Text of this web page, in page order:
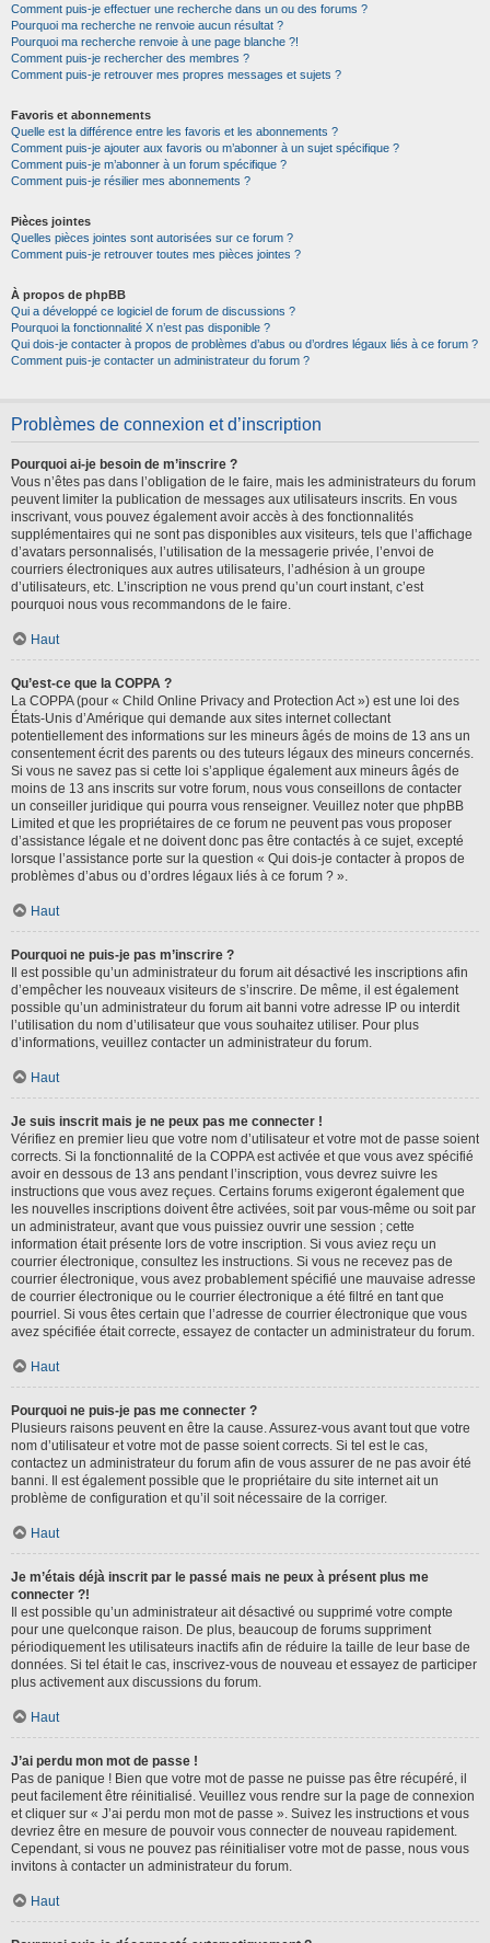
Comment puis-je effectuer une recherche dans un ou des forums ?
Pourquoi ma recherche ne renvoie aucun résultat ?
Pourquoi ma recherche renvoie à une page blanche ?!
Comment puis-je rechercher des membres ?
Comment puis-je retrouver mes propres messages et sujets ?
Favoris et abonnements
Quelle est la différence entre les favoris et les abonnements ?
Comment puis-je ajouter aux favoris ou m’abonner à un sujet spécifique ?
Comment puis-je m’abonner à un forum spécifique ?
Comment puis-je résilier mes abonnements ?
Pièces jointes
Quelles pièces jointes sont autorisées sur ce forum ?
Comment puis-je retrouver toutes mes pièces jointes ?
À propos de phpBB
Qui a développé ce logiciel de forum de discussions ?
Pourquoi la fonctionnalité X n’est pas disponible ?
Qui dois-je contacter à propos de problèmes d’abus ou d’ordres légaux liés à ce forum ?
Comment puis-je contacter un administrateur du forum ?
Problèmes de connexion et d’inscription
Pourquoi ai-je besoin de m’inscrire ?
Vous n’êtes pas dans l’obligation de le faire, mais les administrateurs du forum
peuvent limiter la publication de messages aux utilisateurs inscrits. En vous
inscrivant, vous pouvez également avoir accès à des fonctionnalités
supplémentaires qui ne sont pas disponibles aux visiteurs, tels que l’affichage
d’avatars personnalisés, l’utilisation de la messagerie privée, l’envoi de
courriers électroniques aux autres utilisateurs, l’adhésion à un groupe
d’utilisateurs, etc. L’inscription ne vous prend qu’un court instant, c’est
pourquoi nous vous recommandons de le faire.
Haut
Qu’est-ce que la COPPA ?
La COPPA (pour « Child Online Privacy and Protection Act ») est une loi des
États-Unis d’Amérique qui demande aux sites internet collectant
potentiellement des informations sur les mineurs âgés de moins de 13 ans un
consentement écrit des parents ou des tuteurs légaux des mineurs concernés.
Si vous ne savez pas si cette loi s’applique également aux mineurs âgés de
moins de 13 ans inscrits sur votre forum, nous vous conseillons de contacter
un conseiller juridique qui pourra vous renseigner. Veuillez noter que phpBB
Limited et que les propriétaires de ce forum ne peuvent pas vous proposer
d’assistance légale et ne doivent donc pas être contactés à ce sujet, excepté
lorsque l’assistance porte sur la question « Qui dois-je contacter à propos de
problèmes d’abus ou d’ordres légaux liés à ce forum ? ».
Haut
Pourquoi ne puis-je pas m’inscrire ?
Il est possible qu’un administrateur du forum ait désactivé les inscriptions afin
d’empêcher les nouveaux visiteurs de s’inscrire. De même, il est également
possible qu’un administrateur du forum ait banni votre adresse IP ou interdit
l’utilisation du nom d’utilisateur que vous souhaitez utiliser. Pour plus
d’informations, veuillez contacter un administrateur du forum.
Haut
Je suis inscrit mais je ne peux pas me connecter !
Vérifiez en premier lieu que votre nom d’utilisateur et votre mot de passe soient
corrects. Si la fonctionnalité de la COPPA est activée et que vous avez spécifié
avoir en dessous de 13 ans pendant l’inscription, vous devrez suivre les
instructions que vous avez reçues. Certains forums exigeront également que
les nouvelles inscriptions doivent être activées, soit par vous-même ou soit par
un administrateur, avant que vous puissiez ouvrir une session ; cette
information était présente lors de votre inscription. Si vous aviez reçu un
courrier électronique, consultez les instructions. Si vous ne recevez pas de
courrier électronique, vous avez probablement spécifié une mauvaise adresse
de courrier électronique ou le courrier électronique a été filtré en tant que
pourriel. Si vous êtes certain que l’adresse de courrier électronique que vous
avez spécifiée était correcte, essayez de contacter un administrateur du forum.
Haut
Pourquoi ne puis-je pas me connecter ?
Plusieurs raisons peuvent en être la cause. Assurez-vous avant tout que votre
nom d’utilisateur et votre mot de passe soient corrects. Si tel est le cas,
contactez un administrateur du forum afin de vous assurer de ne pas avoir été
banni. Il est également possible que le propriétaire du site internet ait un
problème de configuration et qu’il soit nécessaire de la corriger.
Haut
Je m’étais déjà inscrit par le passé mais ne peux à présent plus me
connecter ?!
Il est possible qu’un administrateur ait désactivé ou supprimé votre compte
pour une quelconque raison. De plus, beaucoup de forums suppriment
périodiquement les utilisateurs inactifs afin de réduire la taille de leur base de
données. Si tel était le cas, inscrivez-vous de nouveau et essayez de participer
plus activement aux discussions du forum.
Haut
J’ai perdu mon mot de passe !
Pas de panique ! Bien que votre mot de passe ne puisse pas être récupéré, il
peut facilement être réinitialisé. Veuillez vous rendre sur la page de connexion
et cliquer sur « J’ai perdu mon mot de passe ». Suivez les instructions et vous
devriez être en mesure de pouvoir vous connecter de nouveau rapidement.
Cependant, si vous ne pouvez pas réinitialiser votre mot de passe, nous vous
invitons à contacter un administrateur du forum.
Haut